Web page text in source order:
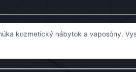
kozmetický nábytok a vaposóny.